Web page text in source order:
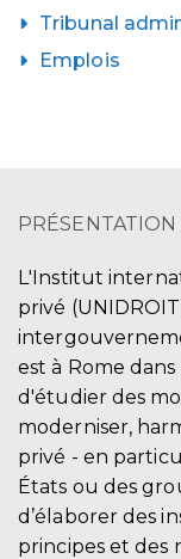
Tribunal
Emplois
L'Institut
privé
est à Rome
d'étudier des
moderniser,
privé - en
États ou des
d’élaborer des
principes et des